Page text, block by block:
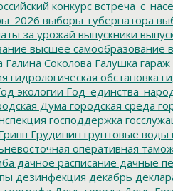
конкурс
выборы_губернатора
за урожай выпускники
высшее самообразование
Галина Соколова Галушка гараж
гидрологическая обстановка
экологии
Дума городская среда
господдержка
Грудинин грунтовые воды
оперативная
дачное расписание дачные
дезинфекция декабрь